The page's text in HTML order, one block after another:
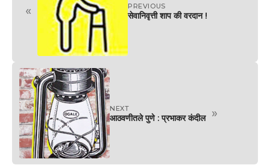
« PREVIOUS
सेवानिवृत्ती शाप की वरदान !
NEXT
आठवणीतले पुणे : प्रभाकर कंदील »